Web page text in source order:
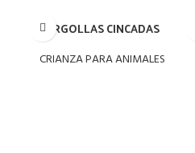
ARGOLLAS CINCADAS
CRIANZA PARA ANIMALES